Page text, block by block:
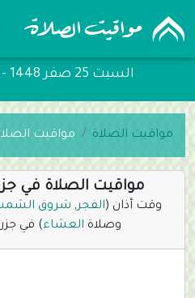
السبت 25 صفر 1448 - 8 أغسطس 2026
مواقيت الصلاة مواقيت
مواقيت الصلاة في
وقت أذان (الفجر, شروق
وصلاة العشاء) في